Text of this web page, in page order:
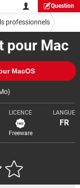
Question
pour Mac
MacOS
LICENCE
Freeware
LANGUE
FR
professionnels